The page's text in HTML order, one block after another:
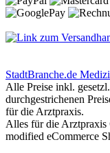
StadtBranche.de
Alle Preise inkl.
durchgestrichenen
für die Arztpraxis.
Alles für die
modified eCommerce